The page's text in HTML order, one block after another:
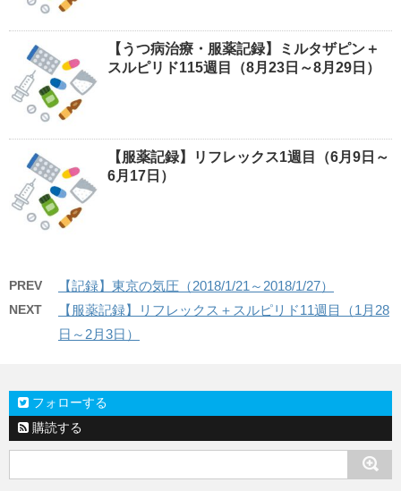
【うつ病治療・服薬記録】ミルタザピン＋
スルピリド115週目（8月23日～8月29日）
【服薬記録】リフレックス1週目（6月9日～
6月17日）
PREV 【記録】東京の気圧（2018/1/21～2018/1/27）
NEXT
【服薬記録】リフレックス＋スルピリド11週目（1月28
日～2月3日）
フォローする
購読する